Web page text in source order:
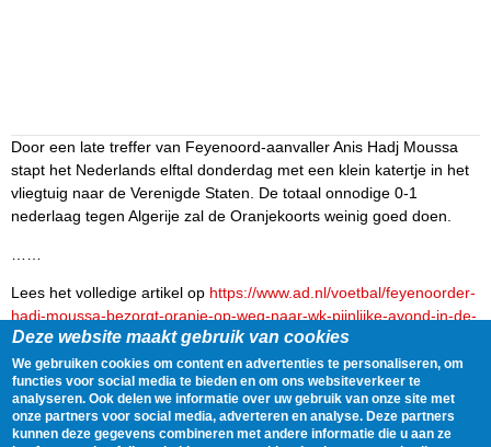
Door een late treffer van Feyenoord-aanvaller Anis Hadj Moussa
stapt het Nederlands elftal donderdag met een klein katertje in het
vliegtuig naar de Verenigde Staten. De totaal onnodige 0-1
nederlaag tegen Algerije zal de Oranjekoorts weinig goed doen.
Lees het volledige artikel op https://www.ad.nl/voetbal/feyenoorder-
hadj-moussa-bezorgt-oranje-op-weg-naar-wk-pijnlijke-avond-in-de-
kuip~a44a02c6/
Delen Tweet 3 June, 2026 - 23:55
Gegevens
Deze website maakt gebruik van cookies
We gebruiken cookies om content en advertenties te personaliseren, om
functies voor social media te bieden en om ons websiteverkeer te
analyseren. Ook delen we informatie over uw gebruik van onze site met
onze partners voor social media, adverteren en analyse. Deze partners
kunnen deze gegevens combineren met andere informatie die u aan ze